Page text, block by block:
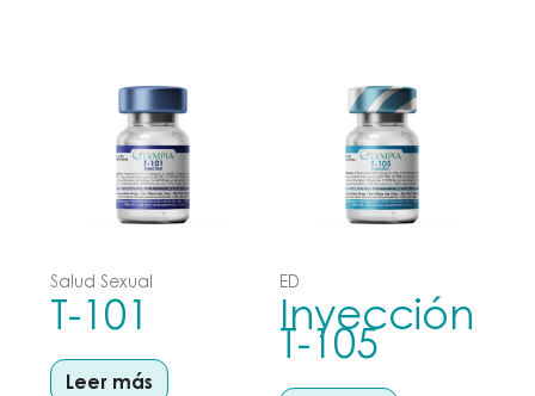
Salud Sexual
T-101
Leer más
ED
Inyección
T-105